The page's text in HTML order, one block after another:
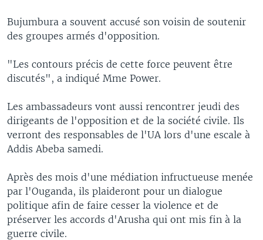
Bujumbura a souvent accusé son voisin de soutenir
des groupes armés d'opposition.
"Les contours précis de cette force peuvent être
discutés", a indiqué Mme Power.
Les ambassadeurs vont aussi rencontrer jeudi des
dirigeants de l'opposition et de la société civile. Ils
verront des responsables de l'UA lors d'une escale à
Addis Abeba samedi.
Après des mois d'une médiation infructueuse menée
par l'Ouganda, ils plaideront pour un dialogue
politique afin de faire cesser la violence et de
préserver les accords d'Arusha qui ont mis fin à la
guerre civile.